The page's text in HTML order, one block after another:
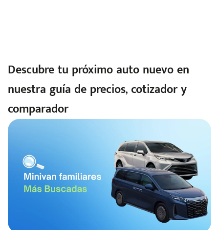
Descubre tu próximo auto nuevo en
nuestra guía de precios, cotizador y
comparador